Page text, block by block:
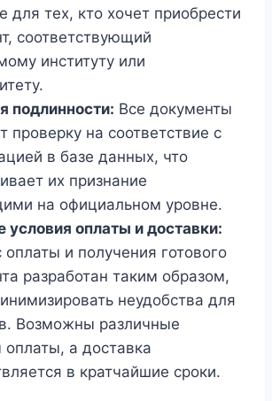
для тех, кто хочет приобрести
соответствующий
институту или
подлинности: Все документы
проверку на соответствие с
в базе данных, что
их признание
на официальном уровне.
условия оплаты и доставки:
оплаты и получения готового
разработан таким образом,
неудобства для
Возможны различные
оплаты, а доставка
в кратчайшие сроки.